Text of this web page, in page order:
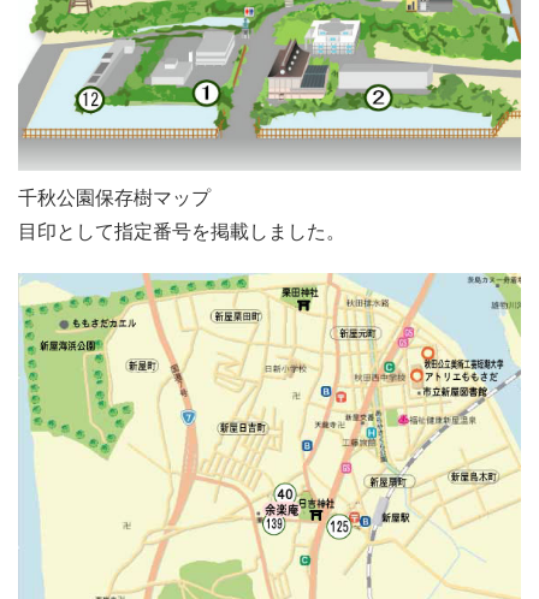
千秋公園保存樹マップ
目印として指定番号を掲載しました。